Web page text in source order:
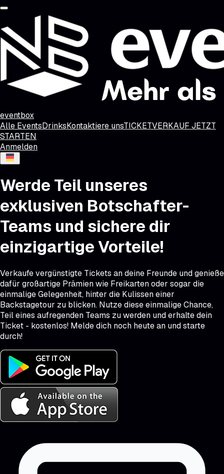
eventbox
Alle EventsDrinksKontaktiere unsTICKETVERKAUF JETZT
STARTEN
Anmelden
Werde Teil unseres
exklusiven Botschafter-
Teams und sichere dir
einzigartige Vorteile!
Verkaufe vergünstigte Tickets an deine Freunde und genieße
dafür großartige Prämien wie Freikarten oder sogar die
einmalige Gelegenheit, hinter die Kulissen einer
Backstagetour zu blicken. Nutze diese einmalige Chance,
Teil eines aufregenden Teams zu werden und erhalte dein
Ticket - kostenlos! Melde dich noch heute an und starte
durch!